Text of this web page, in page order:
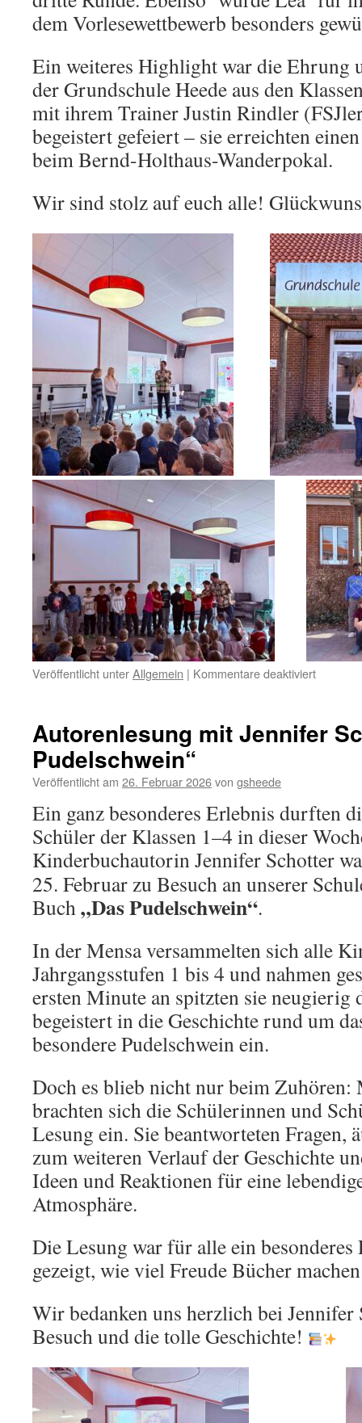
dem Vorlesewettbewerb besonders
Ein weiteres Highlight war die Ehrung
der Grundschule Heede aus den
mit ihrem Trainer Justin Rindler
begeistert gefeiert – sie erreichten
beim Bernd-Holthaus-Wanderpokal.
Wir sind stolz auf euch alle!
Veröffentlicht unterAllgemein | Kommentare deaktiviertfür
Autorenlesung mit Jennifer
Pudelschwein“
Veröffentlicht am 26. Februar 2026von gsheede
Ein ganz besonderes Erlebnis durften
Schüler der Klassen 1–4 in dieser
KinderbuchautorinJennifer Schotter
25. Februar zu Besuch an unserer
Buch„Das Pudelschwein“.
In der Mensa versammelten sich alle
Jahrgangsstufen 1 bis 4 und nahmen
ersten Minute an spitzten sie neugierig
begeistert in die Geschichte rund um
besondere Pudelschwein ein.
Doch es blieb nicht nur beim Zuhören:
brachten sich die Schülerinnen und
Lesung ein. Sie beantworteten Fragen,
zum weiteren Verlauf der Geschichte
Ideen und Reaktionen für eine
Atmosphäre.
Die Lesung war für alle ein besonderes
gezeigt, wie viel Freude Bücher
Wir bedanken uns herzlich bei
Besuch und die tolle Geschichte!